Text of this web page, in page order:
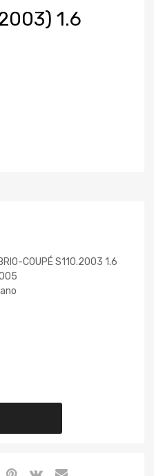
1.6
COUPÉ S110.2003 1.6